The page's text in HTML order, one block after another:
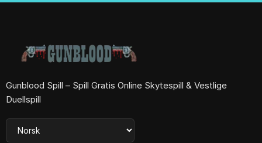
Gunblood Spill – Spill Gratis Online Skytespill & Vestlige
Duellspill